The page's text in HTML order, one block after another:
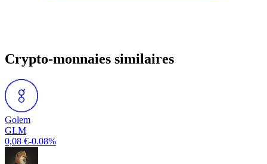
Crypto-monnaies similaires
Golem
GLM
0,08 €-0.08%